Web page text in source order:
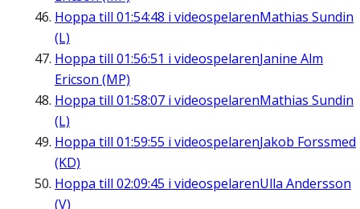
Hoppa till 01:54:48 i videospelarenMathias Sundin
(L)
Hoppa till 01:56:51 i videospelarenJanine Alm
Ericson (MP)
Hoppa till 01:58:07 i videospelarenMathias Sundin
(L)
Hoppa till 01:59:55 i videospelarenJakob Forssmed
(KD)
Hoppa till 02:09:45 i videospelarenUlla Andersson
(V)